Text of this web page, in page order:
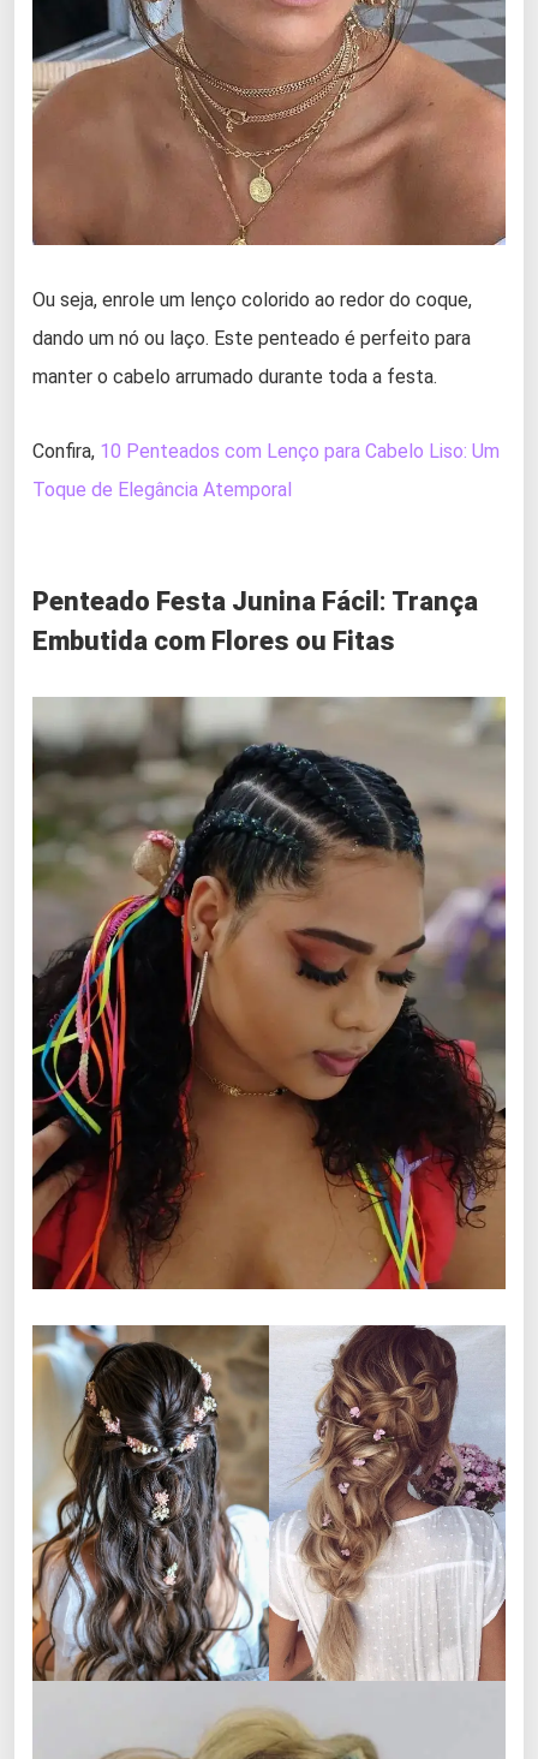
Ou seja, enrole um lenço colorido ao redor do coque,
dando um nó ou laço. Este penteado é perfeito para
manter o cabelo arrumado durante toda a festa.
Confira, 10 Penteados com Lenço para Cabelo Liso: Um
Toque de Elegância Atemporal
Penteado Festa Junina Fácil : Trança
Embutida com Flores ou Fitas